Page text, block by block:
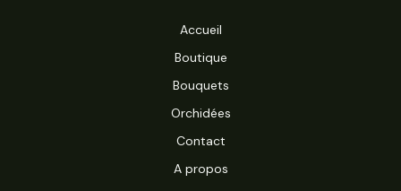
Accueil
Boutique
Bouquets
Orchidées
Contact
A propos